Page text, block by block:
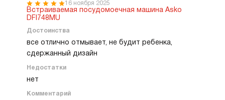
16 ноября 2025
Встраиваемая посудомоечная машина Asko
DFI748MU
Достоинства
все отлично отмывает, не будит ребенка,
сдержанный дизайн
Недостатки
нет
Комментарий